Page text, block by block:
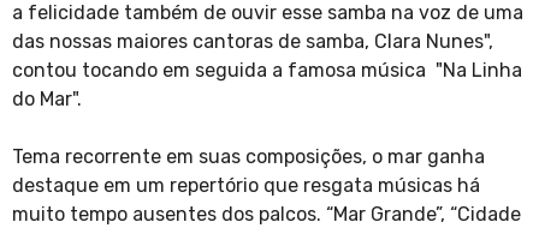
a felicidade também de ouvir esse samba na voz de uma
das nossas maiores cantoras de samba, Clara Nunes",
contou tocando em seguida a famosa música "Na Linha
do Mar".
Tema recorrente em suas composições, o mar ganha
destaque em um repertório que resgata músicas há
muito tempo ausentes dos palcos. “Mar Grande”, “Cidade